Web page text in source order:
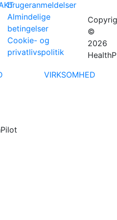
brugeranmeldelser
Almindelige
betingelser
Cookie- og
privatlivspolitik
©
2026
VIRKSOMHED